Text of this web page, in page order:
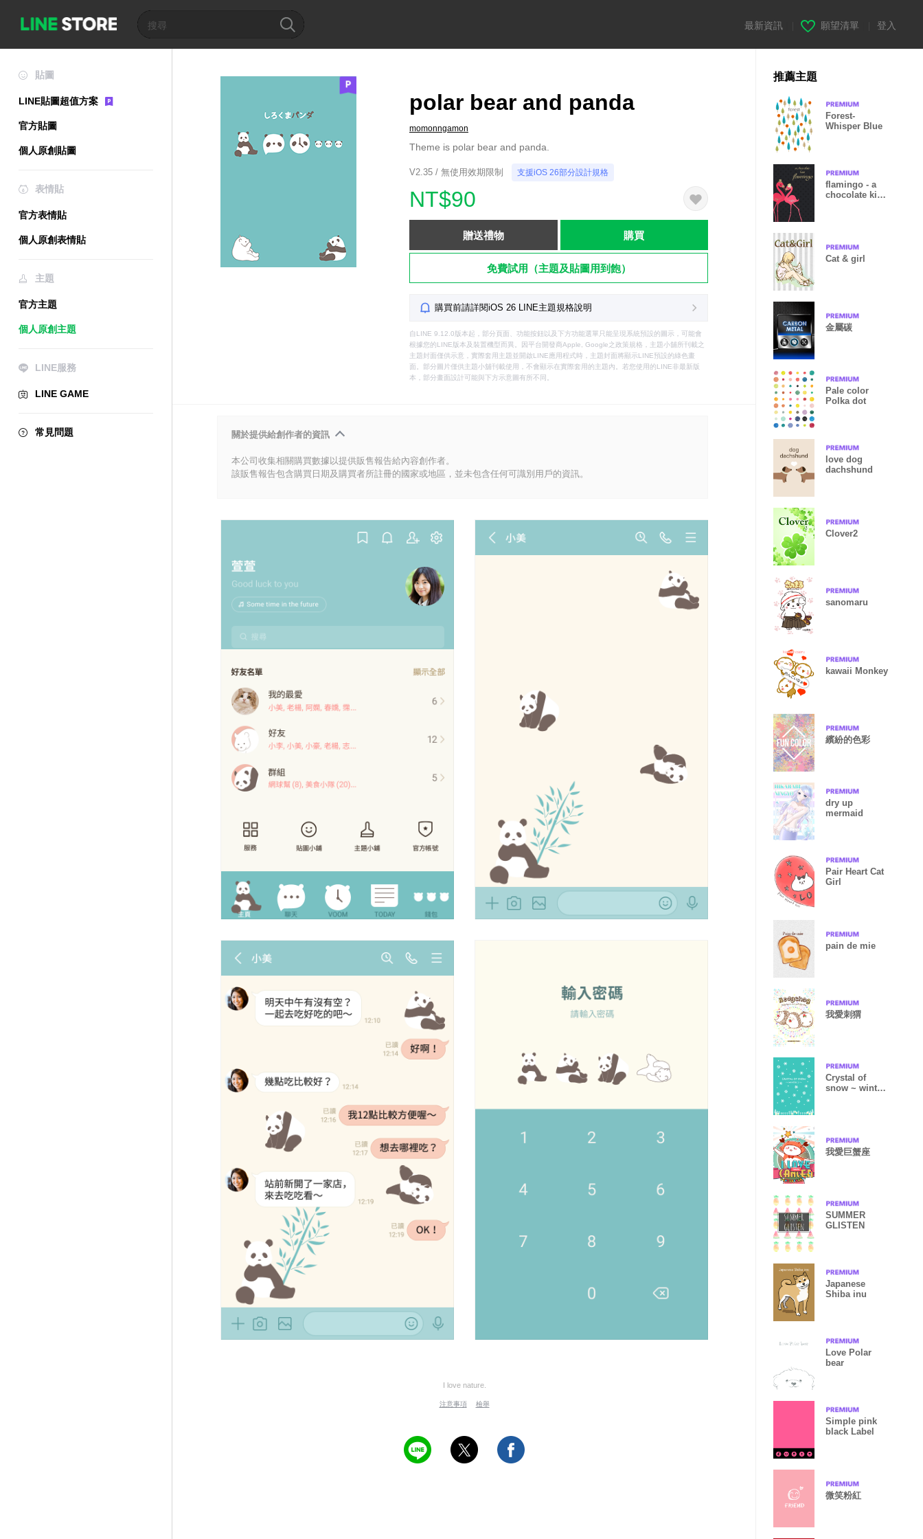
最新資訊 願望清單 登入
貼圖
LINE貼圖超值方案
官方貼圖
個人原創貼圖
表情貼
官方表情貼
個人原創表情貼
主題
官方主題
個人原創主題
LINE服務
LINE GAME
常見問題
polar bear and panda
momonngamon
Theme is polar bear and panda.
V2.35 / 無使用效期限制 支援iOS 26部分設計規格
NT$90
贈送禮物 購買
免費試用（主題及貼圖用到飽）
購買前請詳閱iOS 26 LINE主題規格說明
自LINE 9.12.0版本起，部分頁面、功能按鈕以及下方功能選單只能呈現系統預設的圖示，可能會
根據您的LINE版本及裝置機型而異。因平台開發商Apple, Google之政策規格，主題小舖所刊載之
主題封面僅供示意，實際套用主題並開啟LINE應用程式時，主題封面將顯示LINE預設的綠色畫
面。部分圖片僅供主題小舖刊載使用，不會顯示在實際套用的主題內。若您使用的LINE非最新版
本，部分畫面設計可能與下方示意圖有所不同。
關於提供給創作者的資訊
本公司收集相關購買數據以提供販售報告給內容創作者。
該販售報告包含購買日期及購買者所註冊的國家或地區，並未包含任何可識別用戶的資訊。
I love nature.
注意事項 檢舉
推薦主題
Forest-
Whisper Blue
flamingo - a
chocolate kiss
Cat & girl
金屬碳
Pale color
Polka dot
love dog
dachshund
Clover2
sanomaru
kawaii Monkey
繽紛的色彩
dry up
mermaid
Pair Heart Cat
Girl
pain de mie
我愛刺猬
Crystal of
snow ~ winter
我愛巨蟹座
SUMMER
GLISTEN
Japanese
Shiba inu
Love Polar
bear
Simple pink
black Label
微笑粉紅